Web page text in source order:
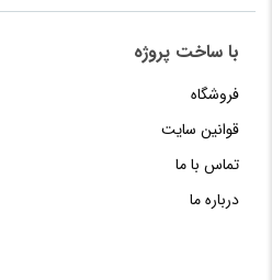
با ساخت پروژه
فروشگاه
قوانین سایت
تماس با ما
درباره ما